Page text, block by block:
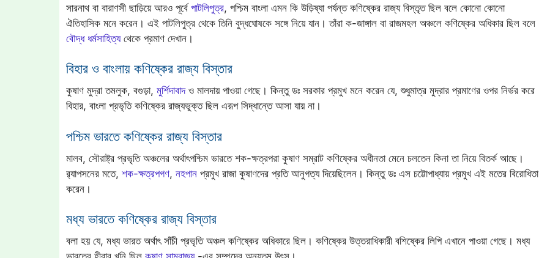
সারনাথ বা বারাণসী ছাড়িয়ে আরও পূর্বেপাটলিপুত্র, পশ্চিম বাংলা এমন কি উড়িষ্যা পর্যন্ত কণিষ্কের রাজ্য বিস্তৃত ছিল বলে কোনো কোনো
ঐতিহাসিক মনে করেন। এই পাটলিপুত্র থেকে তিনি বুদ্ধঘোষকে সঙ্গে নিয়ে যান। তাঁরা ক-জাঙ্গাল বা রাজমহল অঞ্চলে কণিষ্কের অধিকার ছিল বলে
বৌদ্ধ ধর্মসাহিত্যথেকে প্রমাণ দেখান।
বিহার ও বাংলায় কণিষ্কের রাজ্য বিস্তার
কুষাণ মুদ্রা তমলুক, বগুড়া, মুর্শিদাবাদও মালদায় পাওয়া গেছে। কিন্তু ডঃ সরকার প্রমুখ মনে করেন যে, শুধুমাত্র মুদ্রার প্রমাণের ওপর নির্ভর করে
বিহার, বাংলা প্রভৃতি কণিষ্কের রাজ্যভুক্ত ছিল এরূপ সিদ্ধান্তে আসা যায় না।
পশ্চিম ভারতে কণিষ্কের রাজ্য বিস্তার
মালব, সৌরাষ্ট্র প্রভৃতি অঞ্চলের অর্থাৎপশ্চিম ভারতে শক-ক্ষত্রপরা কুষাণ সম্রাট কণিষ্কের অধীনতা মেনে চলতেন কিনা তা নিয়ে বিতর্ক আছে।
র‍্যাপসনের মতে, শক-ক্ষত্রপগণ, নহপান প্রমুখ রাজা কুষাণদের প্রতি আনুগত্য দিয়েছিলেন। কিন্তু ডঃ এস চট্টোপাধ্যায় প্রমুখ এই মতের বিরোধিতা
করেন।
মধ্য ভারতে কণিষ্কের রাজ্য বিস্তার
বলা হয় যে, মধ্য ভারত অর্থাৎ সাঁচী প্রভৃতি অঞ্চল কণিষ্কের অধিকারে ছিল। কণিষ্কের উত্তরাধিকারী বশিষ্কের লিপি এখানে পাওয়া গেছে। মধ্য